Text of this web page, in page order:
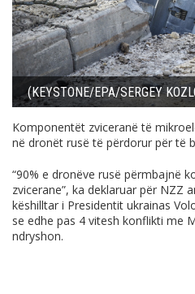
(KEYSTONE/EPA/SERGEY
Komponentët zviceranë të
në dronët rusë të përdorur për të
“90% e dronëve rusë përmbajnë
zvicerane”, ka deklaruar për NZZ
këshilltar i Presidentit ukrainas
se edhe pas 4 vitesh konflikti me
ndryshon.